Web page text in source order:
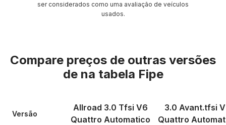
ser considerados como uma avaliação de veículos
usados.
Compare preços de outras versões
de na tabela Fipe
Versão
Allroad 3.0 Tfsi V6
Quattro Automatico
3.0 Avant.tfsi
Quattro